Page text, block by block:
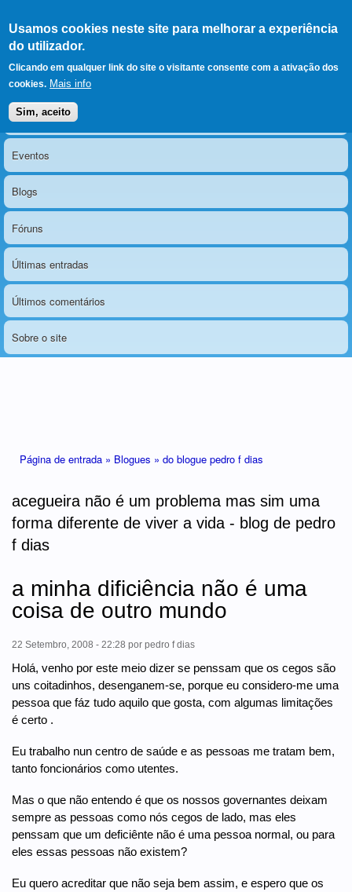
Usamos cookies neste site para melhorar a experiência
do utilizador.
Clicando em qualquer link do site o visitante consente com a ativação dos
cookies. Mais info
Sim, aceito
LERPARAVER , ir para a
página principal
O portal da visão diferente
Menu principal
Notícias
Eventos
Blogs
Fóruns
Últimas entradas
Últimos comentários
Sobre o site
Página de entrada » Blogues » do blogue pedro f dias
acegueira não é um problema mas sim uma
forma diferente de viver a vida - blog de pedro
f dias
a minha dificiência não é uma
coisa de outro mundo
22 Setembro, 2008 - 22:28 por pedro f dias
Holá, venho por este meio dizer se penssam que os cegos são
uns coitadinhos, desenganem-se, porque eu considero-me uma
pessoa que fáz tudo aquilo que gosta, com algumas limitações
é certo .
Eu trabalho nun centro de saúde e as pessoas me tratam bem,
tanto foncionários como utentes.
Mas o que não entendo é que os nossos governantes deixam
sempre as pessoas como nós cegos de lado, mas eles
penssam que um deficiênte não é uma pessoa normal, ou para
eles essas pessoas não existem?
Eu quero acreditar que não seja bem assim, e espero que os